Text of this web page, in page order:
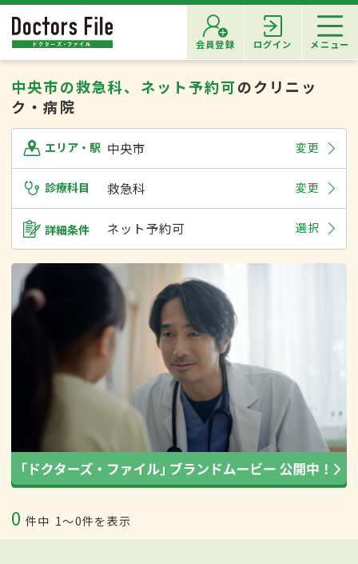
会員登録 ログイン メニュー
中央市の救急科、ネット予約可のクリニッ
ク・病院
エリア・駅 中央市 変更
診療科目 救急科 変更
詳細条件 ネット予約可 選択
0 件中 1〜0件を表示